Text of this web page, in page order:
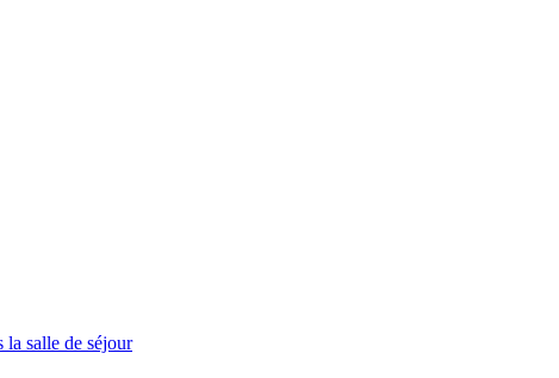
salle de séjour